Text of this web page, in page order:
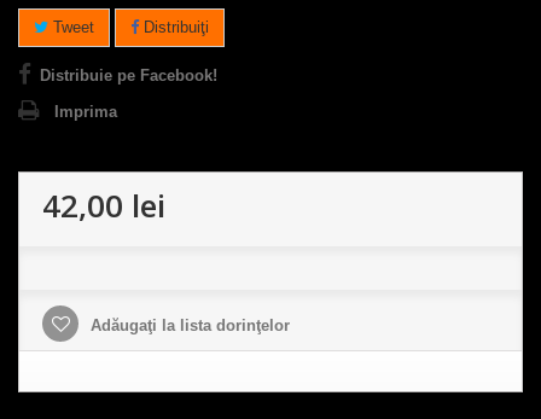
Tweet Distribuiţi
Distribuie pe Facebook!
Imprima
42,00 lei
Adăugaţi la lista dorinţelor